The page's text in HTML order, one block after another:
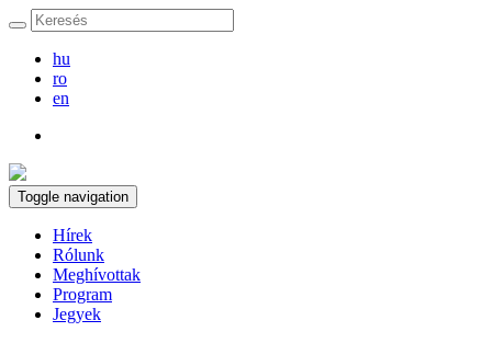
hu
ro
en
Toggle navigation
Hírek
Rólunk
Meghívottak
Program
Jegyek